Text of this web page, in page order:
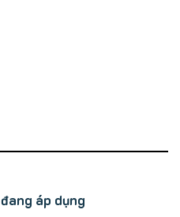
đang áp dụng